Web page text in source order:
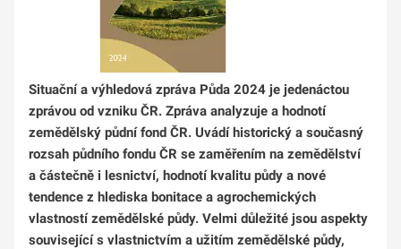
Situační a výhledová zpráva Půda 2024 je jedenáctou
zprávou od vzniku ČR. Zpráva analyzuje a hodnotí
zemědělský půdní fond ČR. Uvádí historický a současný
rozsah půdního fondu ČR se zaměřením na zemědělství
a částečně i lesnictví, hodnotí kvalitu půdy a nové
tendence z hlediska bonitace a agrochemických
vlastností zemědělské půdy. Velmi důležité jsou aspekty
související s vlastnictvím a užitím zemědělské půdy,